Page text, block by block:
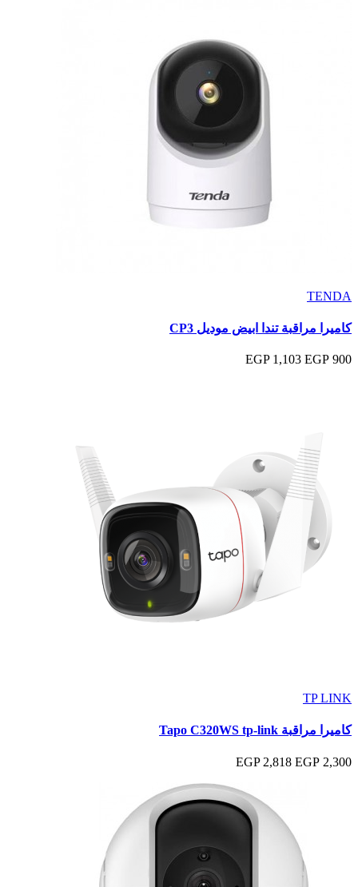
TENDA
كاميرا مراقبة تندا ابيض موديل CP3
900 EGP
1,103 EGP
TP LINK
كاميرا مراقبة Tapo C320WS tp-link
2,300 EGP
2,818 EGP